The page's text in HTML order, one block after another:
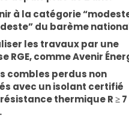
à la catégorie
du barème national
les travaux par une
RGE, comme Avenir
combles perdus non
avec un isolant certifié
thermique R ≥ 7